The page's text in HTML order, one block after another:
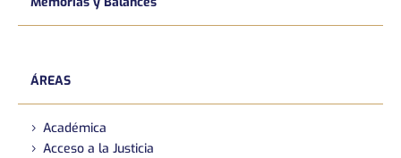
ÁREAS
Académica
Acceso a la Justicia